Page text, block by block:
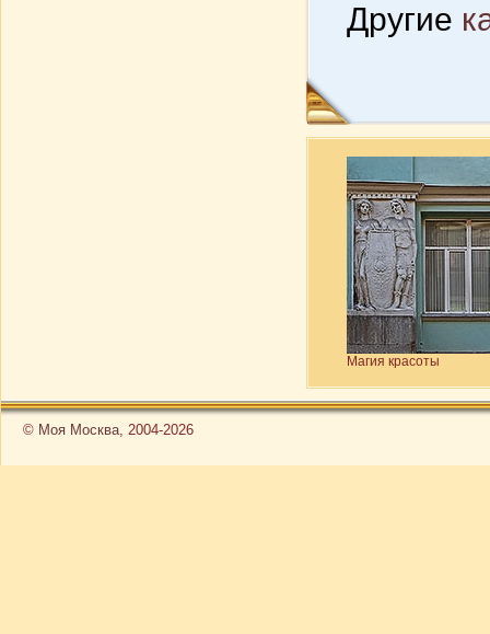
Другие
Магия красоты
© Моя Москва, 2004-2026